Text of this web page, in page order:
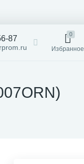
87 0
Избранное